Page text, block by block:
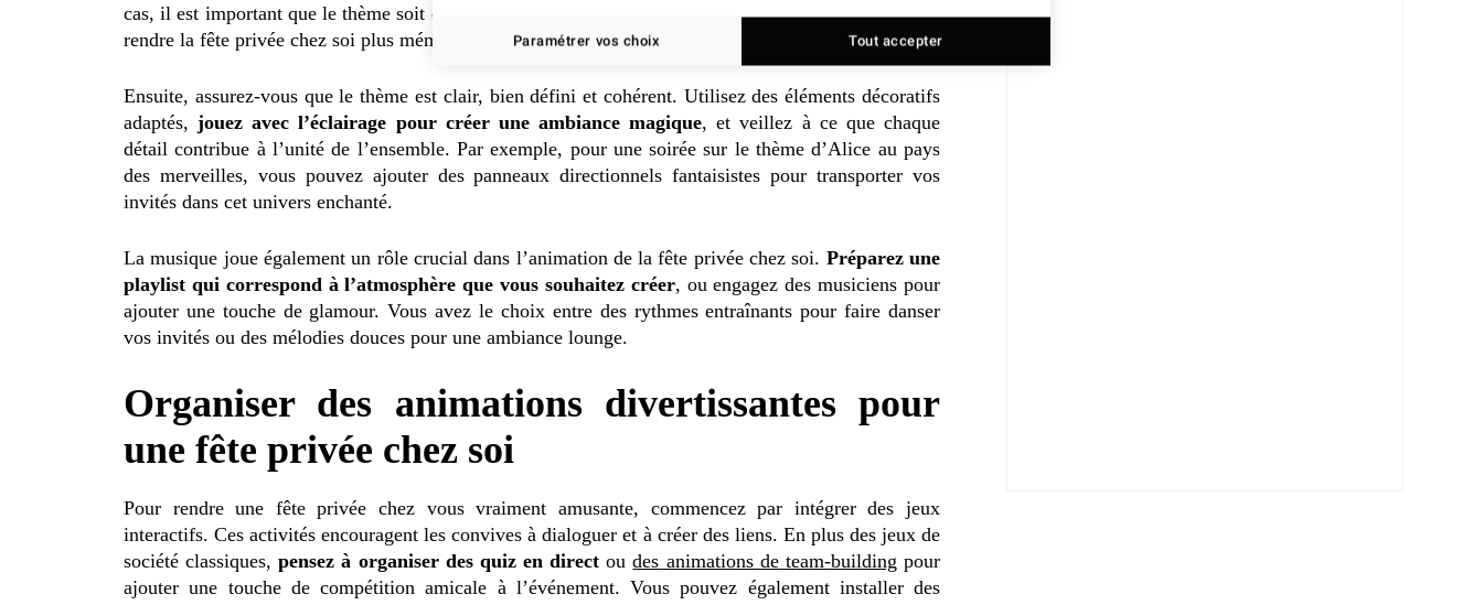
cas, il est important que le thème soit en harmonie avec les préférences de votre public. Le but est de
rendre la fête privée chez soi plus mémorable et immersive pour tout le monde.
Ensuite, assurez-vous que le thème est clair, bien défini et cohérent. Utilisez des éléments décoratifs
adaptés,jouez avec l’éclairage pour créer une ambiance magique, et veillez à ce que chaque
détail contribue à l’unité de l’ensemble. Par exemple, pour une soirée sur le thème d’Alice au pays
des merveilles, vous pouvez ajouter des panneaux directionnels fantaisistes pour transporter vos
invités dans cet univers enchanté.
La musique joue également un rôle crucial dans l’animation de la fête privée chez soi. Préparez une
playlist qui correspond à l’atmosphère que vous souhaitez créer, ou engagez des musiciens pour
ajouter une touche de glamour. Vous avez le choix entre des rythmes entraînants pour faire danser
vos invités ou des mélodies douces pour une ambiance lounge.
Organiser des animations divertissantes pour
une fête privée chez soi
Pour rendre une fête privée chez vous vraiment amusante, commencez par intégrer des jeux
interactifs. Ces activités encouragent les convives à dialoguer et à créer des liens. En plus des jeux de
société classiques,pensez à organiser des quiz en directoudes animations de team-building pour
ajouter une touche de compétition amicale à l’événement. Vous pouvez également installer des
Paramétrer vos choix Tout accepter